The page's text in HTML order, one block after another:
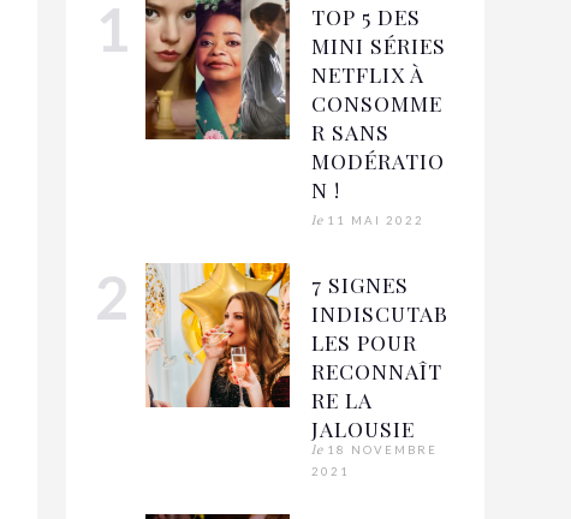
TOP 5 DES
MINI SÉRIES
NETFLIX À
CONSOMME
R SANS
MODÉRATIO
N !
le 11 MAI 2022
7 SIGNES
INDISCUTAB
LES POUR
RECONNAÎT
RE LA
JALOUSIE
le 18 NOVEMBRE
2021